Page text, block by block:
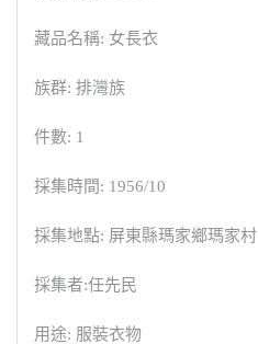
藏品名稱: 女長衣
族群: 排灣族
件數: 1
採集時間: 1956/10
採集地點: 屏東縣瑪家鄉瑪家村
採集者:任先民
用途: 服裝衣物